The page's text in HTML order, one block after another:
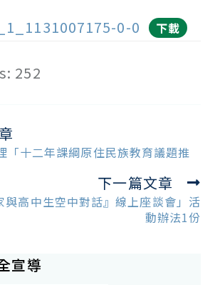
0-0
下載
252
「十二年課綱原住民族教育議題推
下一篇文章
與高中生空中對話』線上座談會」活
動辦法1份
宣導